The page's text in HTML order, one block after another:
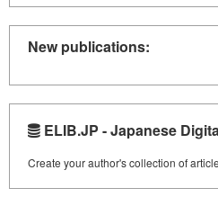
New publications:
ELIB.JP - Japanese
Create your author's collection of